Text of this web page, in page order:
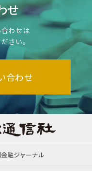
せ
わせは
さい。
合わせ
融ジャーナル